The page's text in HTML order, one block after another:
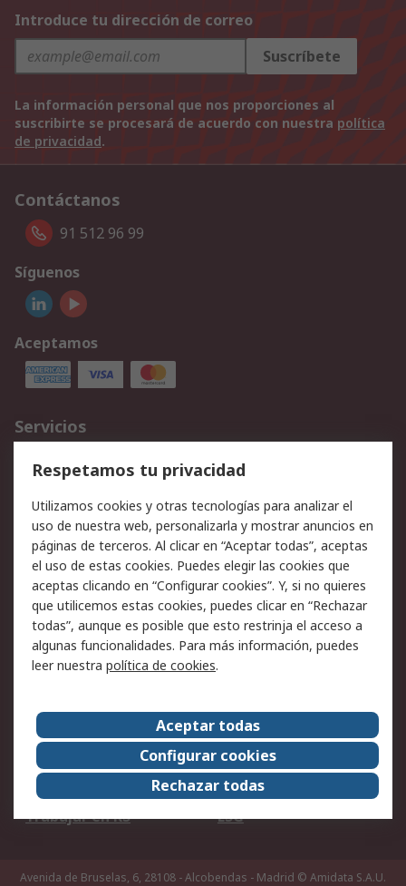
Introduce tu dirección de correo
Suscríbete
La información personal que nos proporciones al
suscribirte se procesará de acuerdo con nuestra política
de privacidad.
Contáctanos
91 512 96 99
Síguenos
Aceptamos
Servicios
Cómo realizar pedidos
Devoluciones
Facturación y pago
Ofertas
Soporte técnico
Legal
Aviso legal
Política de privacidad -
Actualizada
Política sobre cookies
Seguridad de emails
Certificaciones de
Condiciones de venta
Acerca de RS
Acerca de RS
RS Group
RS en el mundo
Sala de prensa
Trabajar en RS
ESG
Avenida de Bruselas, 6, 28108 - Alcobendas - Madrid © Amidata S.A.U.
Respetamos tu privacidad
Utilizamos cookies y otras tecnologías para analizar el
uso de nuestra web, personalizarla y mostrar anuncios en
páginas de terceros. Al clicar en “Aceptar todas”, aceptas
el uso de estas cookies. Puedes elegir las cookies que
aceptas clicando en “Configurar cookies”. Y, si no quieres
que utilicemos estas cookies, puedes clicar en “Rechazar
todas”, aunque es posible que esto restrinja el acceso a
algunas funcionalidades. Para más información, puedes
leer nuestra política de cookies.
Aceptar todas
Configurar cookies
Rechazar todas